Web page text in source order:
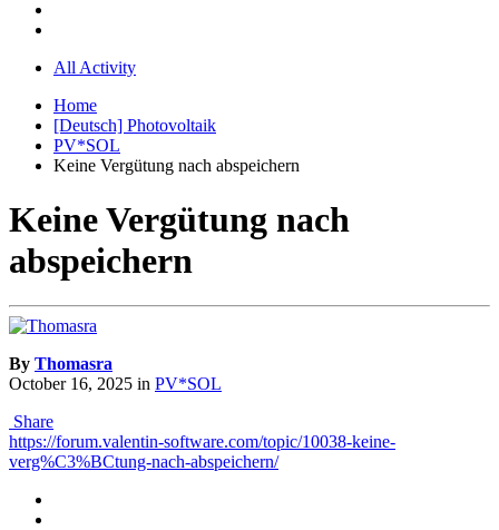
All Activity
Home
[Deutsch] Photovoltaik
PV*SOL
Keine Vergütung nach abspeichern
Keine Vergütung nach
abspeichern
By Thomasra
October 16, 2025 in PV*SOL
Share
https://forum.valentin-software.com/topic/10038-keine-
verg%C3%BCtung-nach-abspeichern/